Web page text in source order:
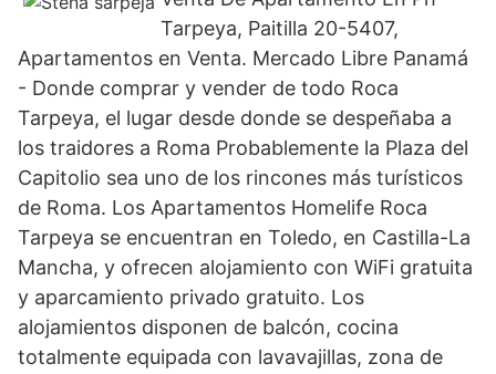
Tarpeya, Paitilla 20-5407,
Apartamentos en Venta. Mercado Libre Panamá
- Donde comprar y vender de todo Roca
Tarpeya, el lugar desde donde se despeñaba a
los traidores a Roma Probablemente la Plaza del
Capitolio sea uno de los rincones más turísticos
de Roma. Los Apartamentos Homelife Roca
Tarpeya se encuentran en Toledo, en Castilla-La
Mancha, y ofrecen alojamiento con WiFi gratuita
y aparcamiento privado gratuito. Los
alojamientos disponen de balcón, cocina
totalmente equipada con lavavajillas, zona de